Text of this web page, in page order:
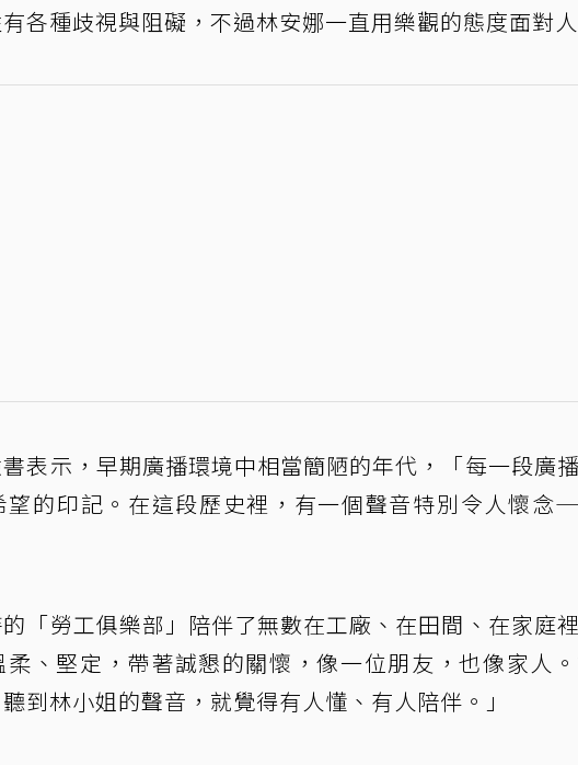
各種歧視與阻礙，不過林安娜一直用樂觀的態度面對人
表示，早期廣播環境中相當簡陋的年代，「每一段廣
望的印記。在這段歷史裡，有一個聲音特別令人懷
「勞工俱樂部」陪伴了無數在工廠、在田間、在家庭
、堅定，帶著誠懇的關懷，像一位朋友，也像家人
到林小姐的聲音，就覺得有人懂、有人陪伴。」